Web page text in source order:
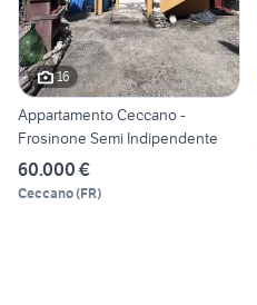
16
Appartamento Ceccano -
Frosinone Semi Indipendente
60.000 €
Ceccano(FR)